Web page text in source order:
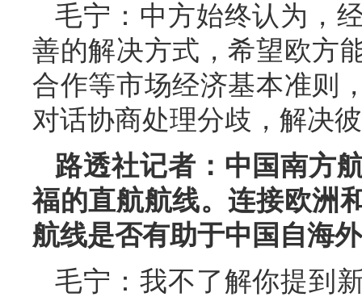
毛宁：中方始终认为，
善的解决方式，希望欧方
合作等市场经济基本准则
对话协商处理分歧，解决
路透社记者：中国南方
福的直航航线。连接欧洲
航线是否有助于中国自海
毛宁：我不了解你提到